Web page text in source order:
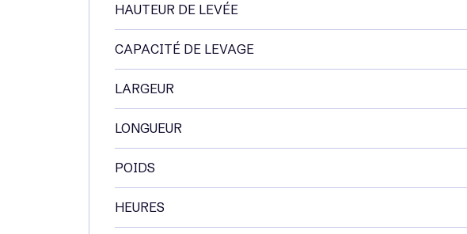
HAUTEUR DE LEVÉE
CAPACITÉ DE LEVAGE
LARGEUR
LONGUEUR
POIDS
HEURES